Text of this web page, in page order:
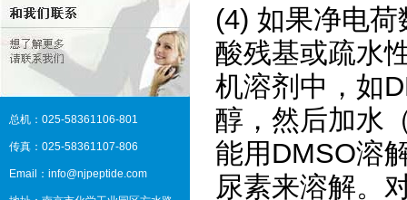
总机：025-58361106-801
传真：025-58361107-806
Email：info@njpeptide.com
(4) 如果净电
酸残基或疏水
机溶剂中，如
醇，然后加水
能用DMSO溶
尿素来溶解。